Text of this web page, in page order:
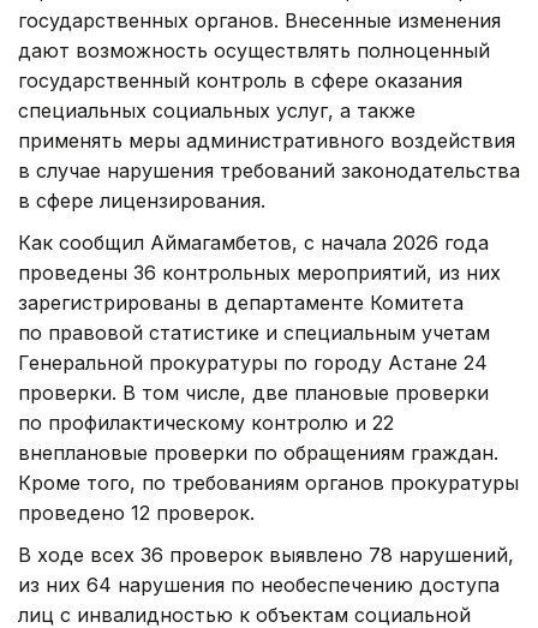
государственных органов. Внесенные изменения
дают возможность осуществлять полноценный
государственный контроль в сфере оказания
специальных социальных услуг, а также
применять меры административного воздействия
в случае нарушения требований законодательства
в сфере лицензирования.
Как сообщил Аймагамбетов, с начала 2026 года
проведены 36 контрольных мероприятий, из них
зарегистрированы в департаменте Комитета
по правовой статистике и специальным учетам
Генеральной прокуратуры по городу Астане 24
проверки. В том числе, две плановые проверки
по профилактическому контролю и 22
внеплановые проверки по обращениям граждан.
Кроме того, по требованиям органов прокуратуры
проведено 12 проверок.
В ходе всех 36 проверок выявлено 78 нарушений,
из них 64 нарушения по необеспечению доступа
лиц с инвалидностью к объектам социальной